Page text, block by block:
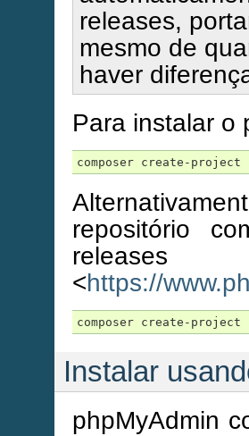
releases,
mesmo de
haver
Para instalar o
repositório
<https://
composer create-project
Instalar
phpMyAdmin